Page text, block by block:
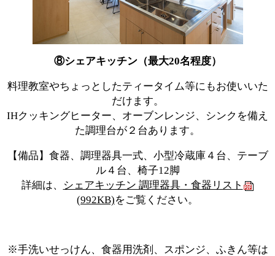
⑧シェアキッチン（最大20名程度）
料理教室やちょっとしたティータイム等にもお使いいた
だけます。
IHクッキングヒーター、オーブンレンジ、シンクを備え
た調理台が２台あります。
【備品】食器、調理器具一式、小型冷蔵庫４台、テーブ
ル４台、椅子12脚
詳細は、
シェアキッチン 調理器具・食器リスト
(992KB)をご覧ください。
※手洗いせっけん、食器用洗剤、スポンジ、ふきん等は